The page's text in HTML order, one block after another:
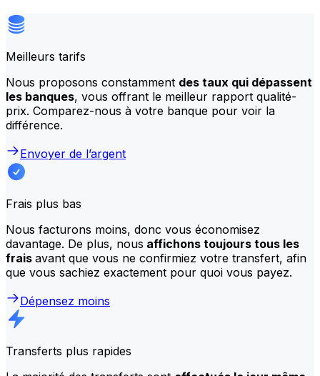
Meilleurs tarifs
Nous proposons constamment des taux qui dépassent
les banques, vous offrant le meilleur rapport qualité-
prix. Comparez-nous à votre banque pour voir la
différence.
Envoyer de l’argent
Frais plus bas
Nous facturons moins, donc vous économisez
davantage. De plus, nous affichons toujours tous les
frais avant que vous ne confirmiez votre transfert, afin
que vous sachiez exactement pour quoi vous payez.
Dépensez moins
Transferts plus rapides